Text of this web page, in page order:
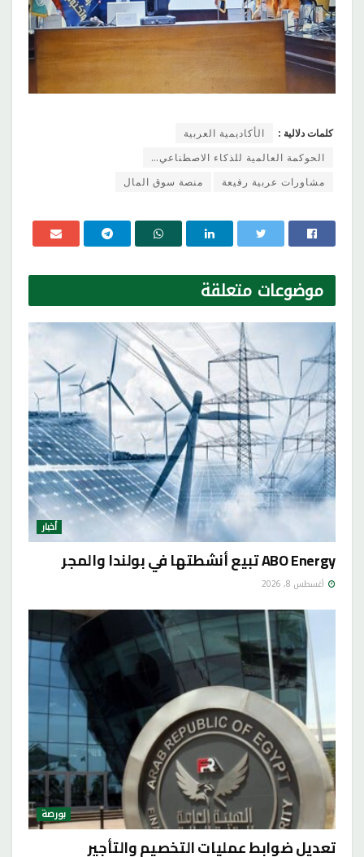
كلمات دلالية :
الأكاديمية العربية
الحوكمة العالمية للذكاء الاصطناعي…
مشاورات عربية رفيعة
منصة سوق المال
موضوعات متعلقة
أخبار
ABO Energy تبيع أنشطتها في بولندا والمجر
أغسطس 8, 2026
بورصة
تعديل ضوابط عمليات التخصيم والتأجير